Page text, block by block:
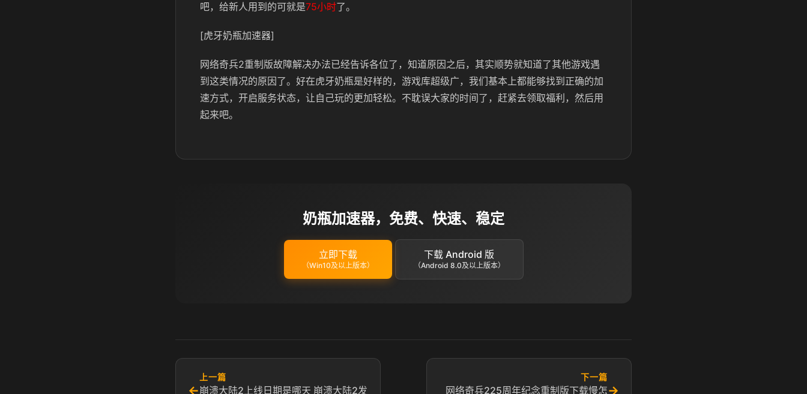
吧，给新人用到的可就是75小时了。
[虎牙奶瓶加速器]
网络奇兵2重制版故障解决办法已经告诉各位了，知道原因之后，其实顺势就知道了其他游戏遇
到这类情况的原因了。好在虎牙奶瓶是好样的，游戏库超级广，我们基本上都能够找到正确的加
速方式，开启服务状态，让自己玩的更加轻松。不耽误大家的时间了，赶紧去领取福利，然后用
起来吧。
奶瓶加速器，免费、快速、稳定
立即下载
（Win10及以上版本）
下载 Android 版
（Android 8.0及以上版本）
←
上一篇
崩溃大陆2上线日期是哪天 崩溃大陆2发
下一篇
网络奇兵225周年纪念重制版下载慢怎→